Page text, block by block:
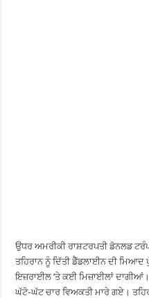
ਉਧਰ ਅਮਰੀਕੀ ਰਾਸ਼ਟਰਪਤੀ ਡੋਨਲਡ
ਤਹਿਰਾਨ ਨੂੰ ਦਿੱਤੀ ਡੈੱਡਲਾਈਨ ਦੀ
ਇਜ਼ਰਾਈਲ ’ਤੇ ਕਈ ਮਿਜ਼ਾਈਲਾਂ
ਘੱਟੋ-ਘੱਟ ਚਾਰ ਵਿਅਕਤੀ ਮਾਰੇ ਗਏ।